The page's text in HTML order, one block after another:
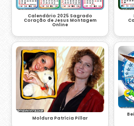
Calendário 2025 Sagrado
Coração de Jesus Montagem
Online
Moldura Patrícia Pillar